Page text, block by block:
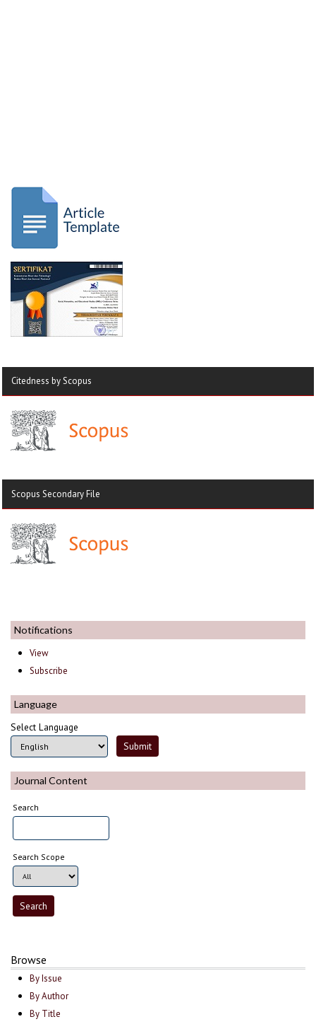
Citedness by Scopus
Scopus Secondary File
Notifications
View
Subscribe
Language
Select Language
Journal Content
Search
Search Scope
Browse
By Issue
By Author
By Title